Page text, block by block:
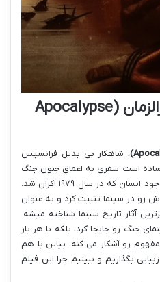
معرفی فیلم اینک آخرالزمان (Apocalypse
، شاهکار بی بدیل فرانسیس
ساده است؛ سفری به اعماق جنون جنگ
ویتنام و تاریک ترین بخش های وجود انسان که در سال ۱۹۷۹ اکران شد.
رو در سینما تثبیت کرد و به عنوان
آثار تاریخ سینما شناخته میشه.
جنگ رو جابجا کرد، بلکه با هر بار
رو آشکار می کنه. بیاین با هم
بگذاریم و ببینیم چرا این فیلم